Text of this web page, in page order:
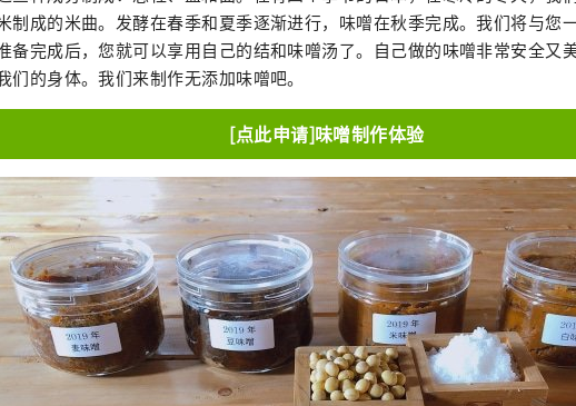
获冬季蔬菜并享用天妇罗和饭团午餐[3 对] 2. 2. 横滨传统文化体验 1 月
在横滨矶子体验日本传统文化 [3 对 报名人数 每期 3 对（每对将有英语导游陪同） 报名条
件 (1) 在日本居住或访问日本的 16 岁以上的外国人（3 名或 3 名以上外
能配合进行简单的网络问卷调查者。 申请截止日期 每次体验计划前 3
多，将进行抽签。 请尽快申请。 申请方法 请从以下地址申请
https://forms.gle/Xtq7uvwZYkDRhHYz9 咨询 杉田梅林执行委员会秘
sugita.umematsuri@gmail.com 相关网址 官方 Instagram：
https://www.instagram.com/sugita.plum.groves/ 官方 HP（英文）
https://shunsaika.yokohama/en/
制成的米曲。发酵在春季和夏季逐渐进行，味噌在秋季完成。我们将与您
备完成后，您就可以享用自己的结和味噌汤了。自己做的味噌非常安全又
们的身体。我们来制作无添加味噌吧。
[点此申请]味噌制作体验